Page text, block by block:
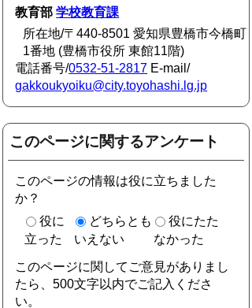
教育部学校教育課
所在地/〒440-8501 愛知県豊橋市今橋町
1番地 (豊橋市役所 東館11階)
電話番号/0532-51-2817 E-mail/
gakkoukyoiku@city.toyohashi.lg.jp
このページに関するアンケート
このページの情報は役に立ちました
か？
役に
立った
どちらとも
いえない
役にたた
なかった
このページに関してご意見がありまし
たら、500文字以内でご記入くださ
い。